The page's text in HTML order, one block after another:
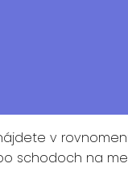
v
schodoch na